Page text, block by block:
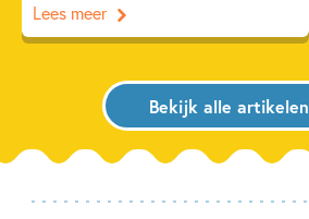
Lees meer
Bekijk alle artikelen